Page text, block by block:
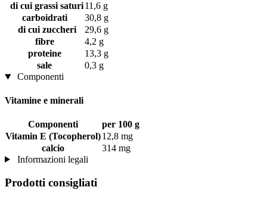
di cui grassi saturi11,6 g
carboidrati
30,8 g
di cui zuccheri
29,6 g
fibre
4,2 g
proteine
13,3 g
sale
0,3 g
Componenti
Vitamine e minerali
Componenti
per 100 g
Vitamin E (Tocopherol)12,8 mg
calcio
314 mg
Informazioni legali
Prodotti consigliati